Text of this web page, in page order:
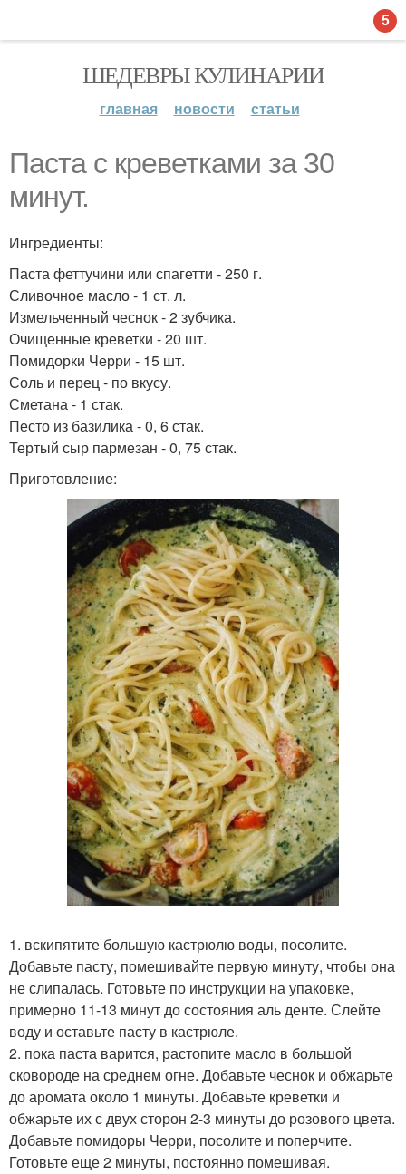
ШЕДЕВРЫ КУЛИНАРИИ
главная новости статьи
Паста с креветками за 30
минут.
Ингредиенты:
Паста феттучини или спагетти - 250 г.
Сливочное масло - 1 ст. л.
Измельченный чеснок - 2 зубчика.
Очищенные креветки - 20 шт.
Помидорки Черри - 15 шт.
Соль и перец - по вкусу.
Сметана - 1 стак.
Песто из базилика - 0, 6 стак.
Тертый сыр пармезан - 0, 75 стак.
Приготовление:
1. вскипятите большую кастрюлю воды, посолите.
Добавьте пасту, помешивайте первую минуту, чтобы она
не слипалась. Готовьте по инструкции на упаковке,
примерно 11-13 минут до состояния аль денте. Слейте
воду и оставьте пасту в кастрюле.
2. пока паста варится, растопите масло в большой
сковороде на среднем огне. Добавьте чеснок и обжарьте
до аромата около 1 минуты. Добавьте креветки и
обжарьте их с двух сторон 2-3 минуты до розового цвета.
Добавьте помидоры Черри, посолите и поперчите.
Готовьте еще 2 минуты, постоянно помешивая.
5